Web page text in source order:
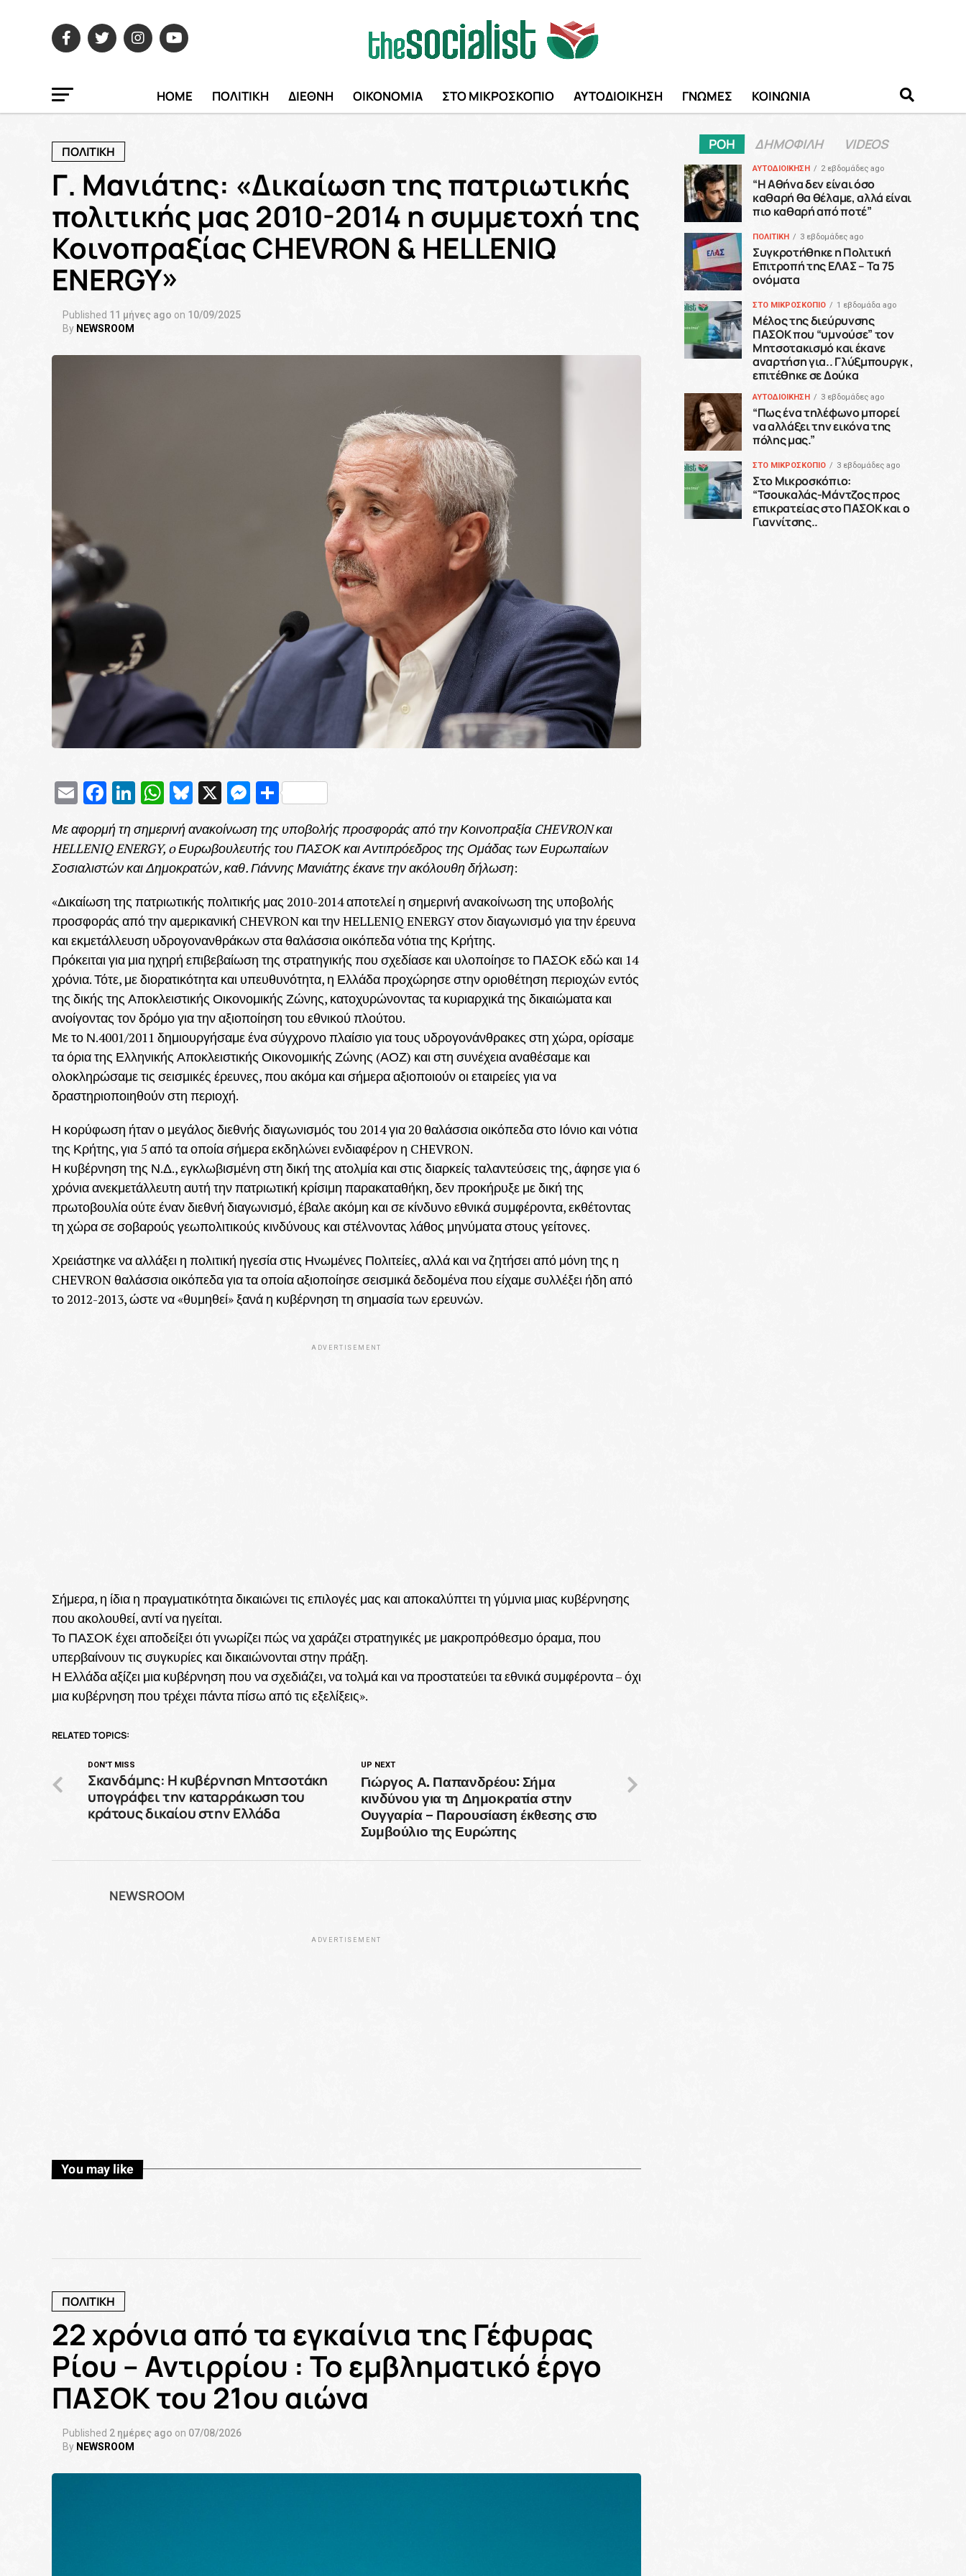
HOME ΠΟΛΙΤΙΚΗ ΔΙΕΘΝΗ ΟΙΚΟΝΟΜΙΑ ΣΤΟ ΜΙΚΡΟΣΚΟΠΙΟ ΑΥΤΟΔΙΟΙΚΗΣΗ ΓΝΩΜΕΣ ΚΟΙΝΩΝΙΑ
ΠΟΛΙΤΙΚΗ
Γ. Μανιάτης: «Δικαίωση της πατριωτικής
πολιτικής μας 2010-2014 η συμμετοχή της
Κοινοπραξίας CHEVRON & HELLENIQ
ENERGY»
Published 11 μήνες ago on 10/09/2025
By NEWSROOM
EmailFacebook
LinkedIn
WhatsApp
Bluesky
X Messenger
Μοιραστείτε
Με αφορμή τη σημερινή ανακοίνωση της υποβολής προσφοράς από την Κοινοπραξία CHEVRON και
HELLENIQ ENERGY, o Ευρωβουλευτής του ΠΑΣΟΚ και Αντιπρόεδρος της Ομάδας των Ευρωπαίων
Σοσιαλιστών και Δημοκρατών, καθ. Γιάννης Μανιάτης έκανε την ακόλουθη δήλωση:
«Δικαίωση της πατριωτικής πολιτικής μας 2010-2014 αποτελεί η σημερινή ανακοίνωση της υποβολής
προσφοράς από την αμερικανική CHEVRON και την HELLENIQ ENERGY στον διαγωνισμό για την έρευνα
και εκμετάλλευση υδρογονανθράκων στα θαλάσσια οικόπεδα νότια της Κρήτης.
Πρόκειται για μια ηχηρή επιβεβαίωση της στρατηγικής που σχεδίασε και υλοποίησε το ΠΑΣΟΚ εδώ και 14
χρόνια. Τότε, με διορατικότητα και υπευθυνότητα, η Ελλάδα προχώρησε στην οριοθέτηση περιοχών εντός
της δικής της Αποκλειστικής Οικονομικής Ζώνης, κατοχυρώνοντας τα κυριαρχικά της δικαιώματα και
ανοίγοντας τον δρόμο για την αξιοποίηση του εθνικού πλούτου.
Με το Ν.4001/2011 δημιουργήσαμε ένα σύγχρονο πλαίσιο για τους υδρογονάνθρακες στη χώρα, ορίσαμε
τα όρια της Ελληνικής Αποκλειστικής Οικονομικής Ζώνης (ΑΟΖ) και στη συνέχεια αναθέσαμε και
ολοκληρώσαμε τις σεισμικές έρευνες, που ακόμα και σήμερα αξιοποιούν οι εταιρείες για να
δραστηριοποιηθούν στη περιοχή.
Η κορύφωση ήταν ο μεγάλος διεθνής διαγωνισμός του 2014 για 20 θαλάσσια οικόπεδα στο Ιόνιο και νότια
της Κρήτης, για 5 από τα οποία σήμερα εκδηλώνει ενδιαφέρον η CHEVRON.
Η κυβέρνηση της Ν.Δ., εγκλωβισμένη στη δική της ατολμία και στις διαρκείς ταλαντεύσεις της, άφησε για 6
χρόνια ανεκμετάλλευτη αυτή την πατριωτική κρίσιμη παρακαταθήκη, δεν προκήρυξε με δική της
πρωτοβουλία ούτε έναν διεθνή διαγωνισμό, έβαλε ακόμη και σε κίνδυνο εθνικά συμφέροντα, εκθέτοντας
τη χώρα σε σοβαρούς γεωπολιτικούς κινδύνους και στέλνοντας λάθος μηνύματα στους γείτονες.
Χρειάστηκε να αλλάξει η πολιτική ηγεσία στις Ηνωμένες Πολιτείες, αλλά και να ζητήσει από μόνη της η
CHEVRON θαλάσσια οικόπεδα για τα οποία αξιοποίησε σεισμικά δεδομένα που είχαμε συλλέξει ήδη από
το 2012-2013, ώστε να «θυμηθεί» ξανά η κυβέρνηση τη σημασία των ερευνών.
ADVERTISEMENT
Σήμερα, η ίδια η πραγματικότητα δικαιώνει τις επιλογές μας και αποκαλύπτει τη γύμνια μιας κυβέρνησης
που ακολουθεί, αντί να ηγείται.
Το ΠΑΣΟΚ έχει αποδείξει ότι γνωρίζει πώς να χαράζει στρατηγικές με μακροπρόθεσμο όραμα, που
υπερβαίνουν τις συγκυρίες και δικαιώνονται στην πράξη.
Η Ελλάδα αξίζει μια κυβέρνηση που να σχεδιάζει, να τολμά και να προστατεύει τα εθνικά συμφέροντα – όχι
μια κυβέρνηση που τρέχει πάντα πίσω από τις εξελίξεις».
RELATED TOPICS:
UP NEXT
Γιώργος Α. Παπανδρέου: Σήμα
κινδύνου για τη Δημοκρατία στην
Ουγγαρία – Παρουσίαση έκθεσης στο
Συμβούλιο της Ευρώπης
DON'T MISS
Σκανδάμης: Η κυβέρνηση Μητσοτάκη
υπογράφει την καταρράκωση του
κράτους δικαίου στην Ελλάδα
NEWSROOM
ADVERTISEMENT
You may like
ΠΟΛΙΤΙΚΗ
22 χρόνια από τα εγκαίνια της Γέφυρας
Ρίου – Αντιρρίου : Το εμβληματικό έργο
ΠΑΣΟΚ του 21ου αιώνα
Published 2 ημέρες ago on 07/08/2026
By NEWSROOM
ΡΟΗ ΔΗΜΟΦΙΛΗ VIDEOS
ΑΥΤΟΔΙΟΙΚΗΣΗ 2 εβδομάδες ago
“H Αθήνα δεν είναι όσο
καθαρή θα θέλαμε, αλλά είναι
πιο καθαρή από ποτέ”
ΠΟΛΙΤΙΚΗ 3 εβδομάδες ago
Συγκροτήθηκε η Πολιτική
Επιτροπή της ΕΛΑΣ – Τα 75
ονόματα
ΣΤΟ ΜΙΚΡΟΣΚΟΠΙΟ 1 εβδομάδα ago
Μέλος της διεύρυνσης
ΠΑΣΟΚ που “υμνούσε” τον
Μητσοτακισμό και έκανε
αναρτήση για.. Γλύξμπουργκ ,
επιτέθηκε σε Δούκα
ΑΥΤΟΔΙΟΙΚΗΣΗ 3 εβδομάδες ago
“Πως ένα τηλέφωνο μπορεί
να αλλάξει την εικόνα της
πόλης μας.”
ΣΤΟ ΜΙΚΡΟΣΚΟΠΙΟ 3 εβδομάδες ago
Στο Μικροσκόπιο:
“Τσουκαλάς-Μάντζος προς
επικρατείας στο ΠΑΣΟΚ και ο
Γιαννίτσης..